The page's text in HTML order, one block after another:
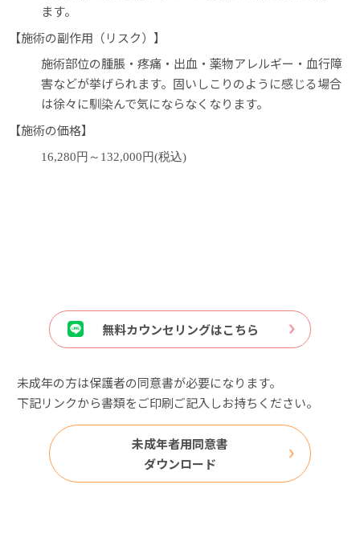
ます。
【施術の副作用（リスク）】
施術部位の腫脹・疼痛・出血・薬物アレルギー・血行障
害などが挙げられます。固いしこりのように感じる場合
は徐々に馴染んで気にならなくなります。
【施術の価格】
16,280円～132,000円(税込)
無料カウンセリングはこちら
未成年の方は保護者の同意書が必要になります。
下記リンクから書類をご印刷ご記入しお持ちください。
未成年者用同意書
ダウンロード